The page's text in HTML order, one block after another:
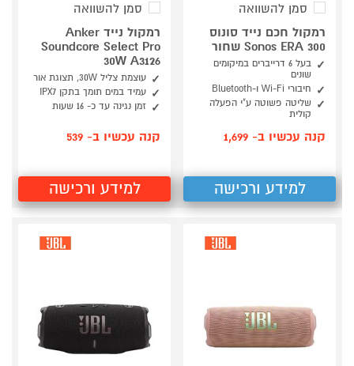
סמן להשוואה
רמקול חכם נייד סונוס
Sonos ERA 300 שחור
בעל 6 דרייברים במיקומים
שונים
חיבורי Wi-Fi ו-Bluetooth
שליטה פשוטה ע"י הפעלה
קולית
קנה עכשיו ב- 1,699
למידע ורכישה
סמן להשוואה
רמקול נייד Anker
Soundcore Select Pro
30W A3126
עוצמת צליל 30W, תצוגת אור
עמיד במים תומך בתקן IPX7
זמן נגינה עד כ- 16 שעות
קנה עכשיו ב- 539
למידע ורכישה